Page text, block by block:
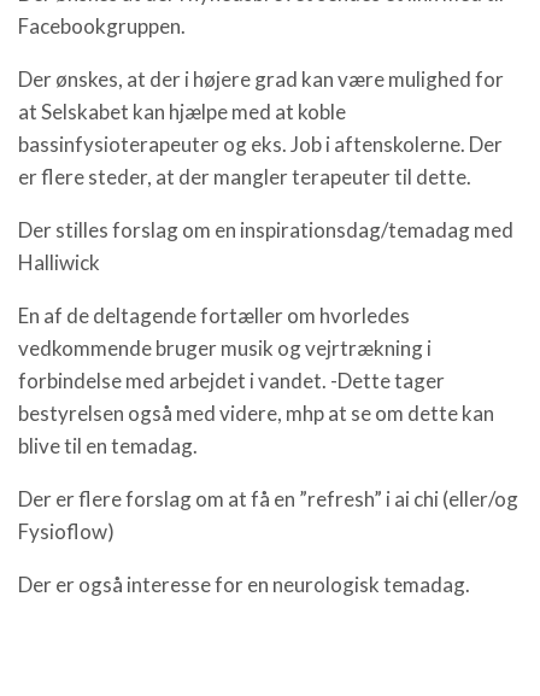
Facebookgruppen.
Der ønskes, at der i højere grad kan være mulighed for
at Selskabet kan hjælpe med at koble
bassinfysioterapeuter og eks. Job i aftenskolerne. Der
er flere steder, at der mangler terapeuter til dette.
Der stilles forslag om en inspirationsdag/temadag med
Halliwick
En af de deltagende fortæller om hvorledes
vedkommende bruger musik og vejrtrækning i
forbindelse med arbejdet i vandet. -Dette tager
bestyrelsen også med videre, mhp at se om dette kan
blive til en temadag.
Der er flere forslag om at få en ”refresh” i ai chi (eller/og
Fysioflow)
Der er også interesse for en neurologisk temadag.